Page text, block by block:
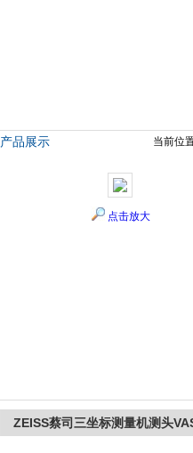
产品展示 当前位
点击放大
ZEISS蔡司三坐标测量机测头